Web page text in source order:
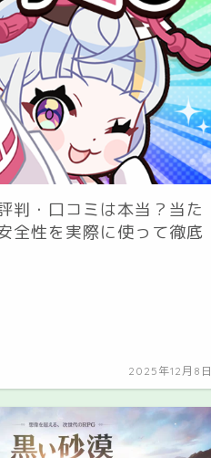
判・口コミは本当？当た
全性を実際に使って徹底
2025年12月8日